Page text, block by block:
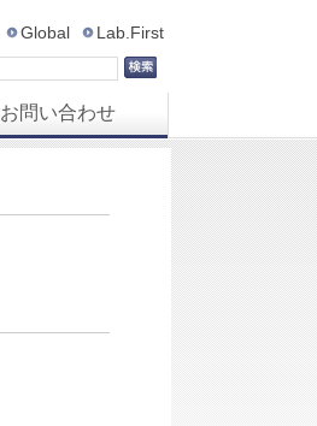
Global Lab.First
お問い合わせ